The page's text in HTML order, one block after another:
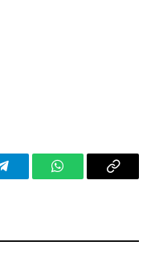
TelegramWhatsAppCopy